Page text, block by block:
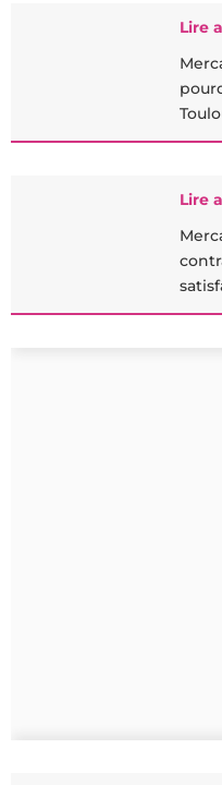
Lire
Lire